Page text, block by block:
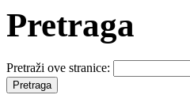
Pretraga
Pretraži ove stranice: